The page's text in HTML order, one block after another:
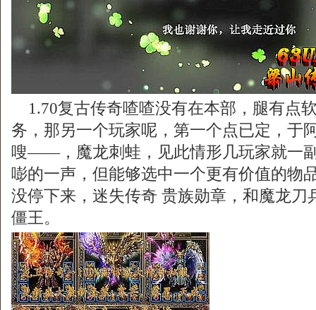
1.70复古传奇喳喳没有在本部，腿有点
务，那另一个玩家呢，第一个点已定，于
嗖——，魔龙刺蛙，见此情形几玩家就一
嘭的一声，但能够选中一个更有价值的物
没停下来，迷失传奇 贵族勋章，和魔龙刀
僵王。